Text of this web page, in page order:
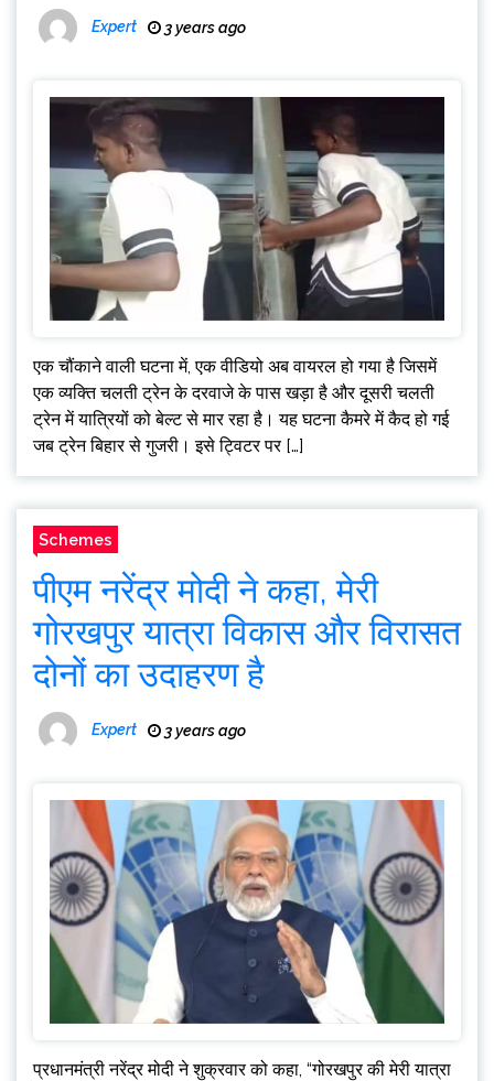
Expert 3 years ago
एक चौंकाने वाली घटना में, एक वीडियो अब वायरल हो गया है जिसमें
एक व्यक्ति चलती ट्रेन के दरवाजे के पास खड़ा है और दूसरी चलती
ट्रेन में यात्रियों को बेल्ट से मार रहा है। यह घटना कैमरे में कैद हो गई
जब ट्रेन बिहार से गुजरी। इसे ट्विटर पर […]
Schemes
पीएम नरेंद्र मोदी ने कहा, मेरी
गोरखपुर यात्रा विकास और विरासत
दोनों का उदाहरण है
Expert 3 years ago
प्रधानमंत्री नरेंद्र मोदी ने शुक्रवार को कहा, “गोरखपुर की मेरी यात्रा